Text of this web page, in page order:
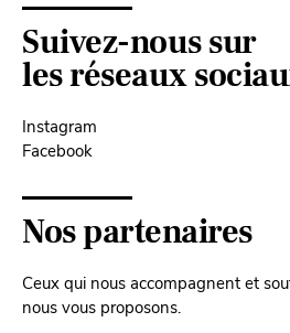
Suivez-nous sur
les réseaux
Instagram
Facebook
Nos partenaires
Ceux qui nous accompagnent et
nous vous proposons.